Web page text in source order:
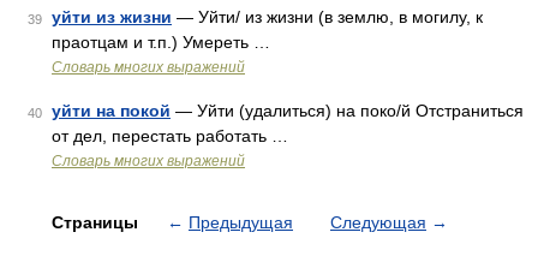
39 уйти из жизни — Уйти/ из жизни (в землю, в могилу, к
праотцам и т.п.) Умереть …
Словарь многих выражений
40 уйти на покой — Уйти (удалиться) на поко/й Отстраниться
от дел, перестать работать …
Словарь многих выражений
Страницы ← Предыдущая Следующая →